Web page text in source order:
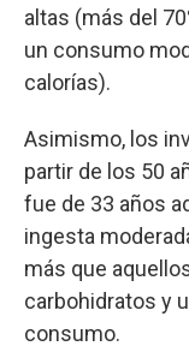
altas (más del
un consumo
calorías).
Asimismo, los
partir de los 50
fue de 33 años
ingesta
más que
carbohidratos y
consumo.